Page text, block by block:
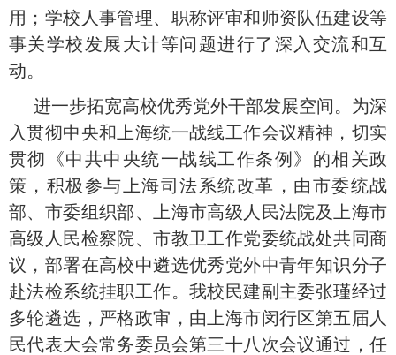
用；学校人事管理、职称评审和师资队伍建设等
事关学校发展大计等问题进行了深入交流和互
动。
进一步拓宽高校优秀党外干部发展空间。为深
入贯彻中央和上海统一战线工作会议精神，切实
贯彻《中共中央统一战线工作条例》的相关政
策，积极参与上海司法系统改革，由市委统战
部、市委组织部、上海市高级人民法院及上海市
高级人民检察院、市教卫工作党委统战处共同商
议，部署在高校中遴选优秀党外中青年知识分子
赴法检系统挂职工作。我校民建副主委张瑾经过
多轮遴选，严格政审，由上海市闵行区第五届人
民代表大会常务委员会第三十八次会议通过，任